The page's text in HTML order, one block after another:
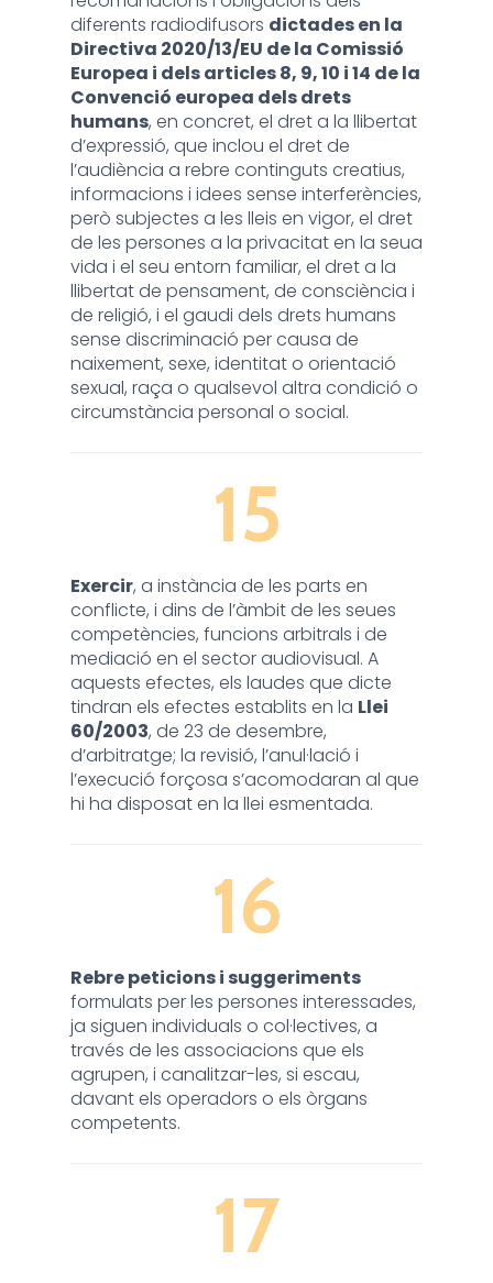
diferents radiodifusors dictades en la
Directiva 2020/13/EU de la Comissió
Europea i dels articles 8, 9, 10 i 14 de la
Convenció europea dels drets
humans, en concret, el dret a la llibertat
d’expressió, que inclou el dret de
l’audiència a rebre continguts creatius,
informacions i idees sense interferències,
però subjectes a les lleis en vigor, el dret
de les persones a la privacitat en la seua
vida i el seu entorn familiar, el dret a la
llibertat de pensament, de consciència i
de religió, i el gaudi dels drets humans
sense discriminació per causa de
naixement, sexe, identitat o orientació
sexual, raça o qualsevol altra condició o
circumstància personal o social.
15
Exercir, a instància de les parts en
conflicte, i dins de l’àmbit de les seues
competències, funcions arbitrals i de
mediació en el sector audiovisual. A
aquests efectes, els laudes que dicte
tindran els efectes establits en la Llei
60/2003, de 23 de desembre,
d’arbitratge; la revisió, l’anul·lació i
l’execució forçosa s’acomodaran al que
hi ha disposat en la llei esmentada.
16
Rebre peticions i suggeriments
formulats per les persones interessades,
ja siguen individuals o col·lectives, a
través de les associacions que els
agrupen, i canalitzar-les, si escau,
davant els operadors o els òrgans
competents.
17